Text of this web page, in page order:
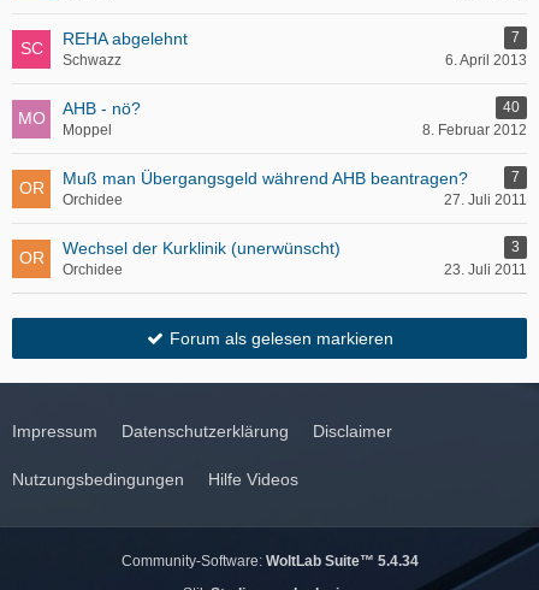
REHA abgelehnt
7
Schwazz
6. April 2013
AHB - nö?
40
Moppel
8. Februar 2012
Muß man Übergangsgeld während AHB beantragen?
7
Orchidee
27. Juli 2011
Wechsel der Kurklinik (unerwünscht)
3
Orchidee
23. Juli 2011
Forum als gelesen markieren
Impressum Datenschutzerklärung Disclaimer
Nutzungsbedingungen Hilfe Videos
Community-Software: WoltLab Suite™ 5.4.34